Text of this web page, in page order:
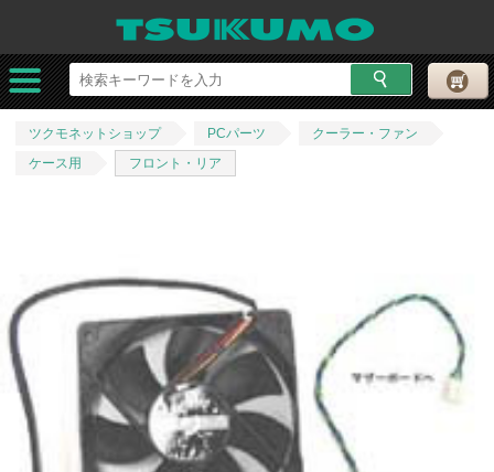
ツクモネットショップ PCパーツ
クーラー・ファン
ケース用
フロント・リア